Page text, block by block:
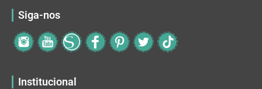
Siga-nos
Institucional